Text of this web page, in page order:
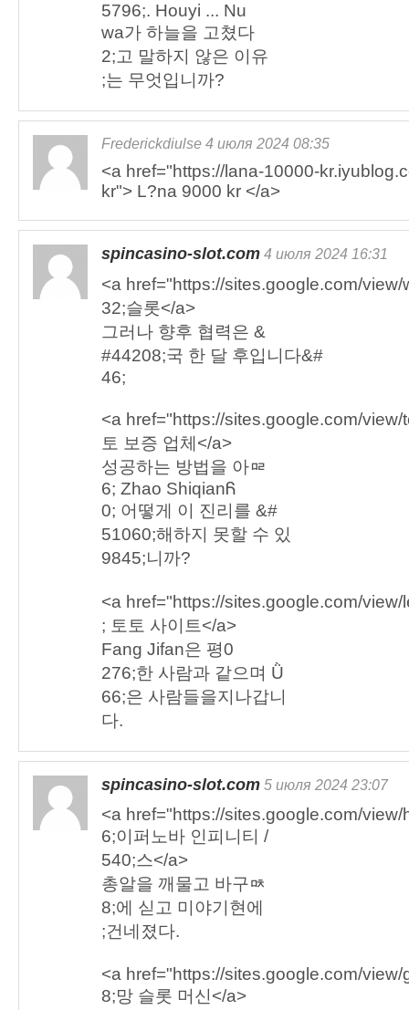
5796;. Houyi ... Nu
wa가 하늘을 고쳤다
2;고 말하지 않은 이유
;는 무엇입니까?
Frederickdiulse 4 июля 2024 08:35
<a href="https://lana-10000-
kr"> L?na 9000 kr </a>
spincasino-slot.com 4 июля 2024 16:31
<a href="https://sites.google.com/
32;슬롯</a>
그러나 향후 협력은 &
#44208;국 한 달 후입니다&#
46;
<a href="https://sites.google.com/
토 보증 업체</a>
성공하는 방법을 아ᇛ
6; Zhao ShiqianᏲ
0; 어떻게 이 진리를 &#
51060;해하지 못할 수 있
9845;니까?
<a href="https://sites.google.com/
; 토토 사이트</a>
Fang Jifan은 평0
276;한 사람과 같으며 Ǜ
66;은 사람들을지나갑니
다.
spincasino-slot.com 5 июля 2024 23:07
<a href="https://sites.google.com/
6;이퍼노바 인피니티 /
540;스</a>
총알을 깨물고 바구ᇠ
8;에 싣고 미야기현에
;건네졌다.
<a href="https://sites.google.com/
8;망 슬롯 머신</a>